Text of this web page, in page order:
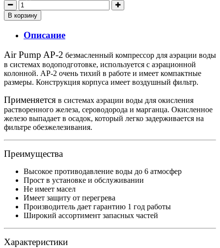
В корзину
Описание
Air Pump AP-2 безмасленный компрессор для аэрации воды
в системах водоподготовке, используется с аэрационной
колонной. AP-2 очень тихий в работе и имеет компактные
размеры. Конструкция корпуса имеет воздушный фильтр.
Применяется в системах аэрации воды для окисления
растворенного железа, сероводорода и марганца. Окисленное
железо выпадает в осадок, который легко задерживается на
фильтре обезжелезивания.
Преимущества
Высокое противодавление воды до 6 атмосфер
Прост в установке и обслуживании
Не имеет масел
Имеет защиту от перегрева
Производитель дает гарантию 1 год работы
Широкий ассортимент запасных частей
Характеристики